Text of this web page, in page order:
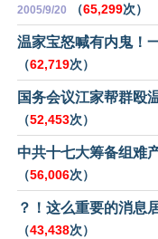
2005/9/20 （65,299次）
温家宝怒喊有内鬼！
（62,719次）
国务会议江家帮群殴
（52,453次）
中共十七大筹备组难
（56,006次）
？！这么重要的消息
（43,438次）